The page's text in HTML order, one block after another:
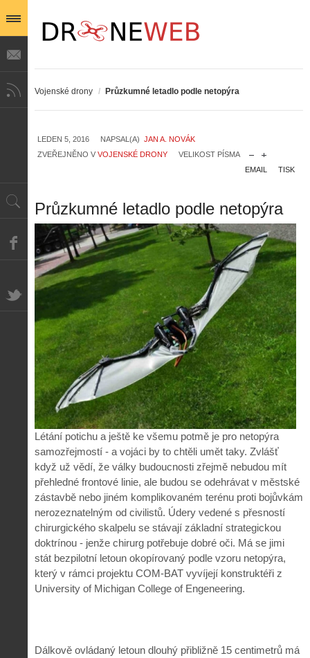
Vojenské drony / Průzkumné letadlo podle netopýra
LEDEN 5, 2016 NAPSAL(A) JAN A. NOVÁK
ZVEŘEJNĚNO V VOJENSKÉ DRONY
VELIKOST PÍSMA
TISK
EMAIL
Průzkumné letadlo podle netopýra
Létání potichu a ještě ke všemu potmě je pro netopýra
samozřejmostí - a vojáci by to chtěli umět taky. Zvlášť
když už vědí, že války budoucnosti zřejmě nebudou mít
přehledné frontové linie, ale budou se odehrávat v městské
zástavbě nebo jiném komplikovaném terénu proti bojůvkám
nerozeznatelným od civilistů. Údery vedené s přesností
chirurgického skalpelu se stávají základní strategickou
doktrínou - jenže chirurg potřebuje dobré oči. Má se jimi
stát bezpilotní letoun okopírovaný podle vzoru netopýra,
který v rámci projektu COM-BAT vyvíjejí konstruktéři z
University of Michigan College of Engeneering.
Dálkově ovládaný letoun dlouhý přibližně 15 centimetrů má